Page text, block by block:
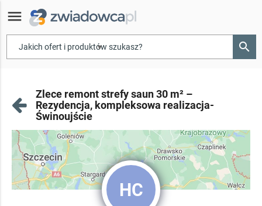
menu
▾ search
Zlece remont strefy saun 30 m² –
Rezydencja, kompleksowa realizacja-
Świnoujście
HC